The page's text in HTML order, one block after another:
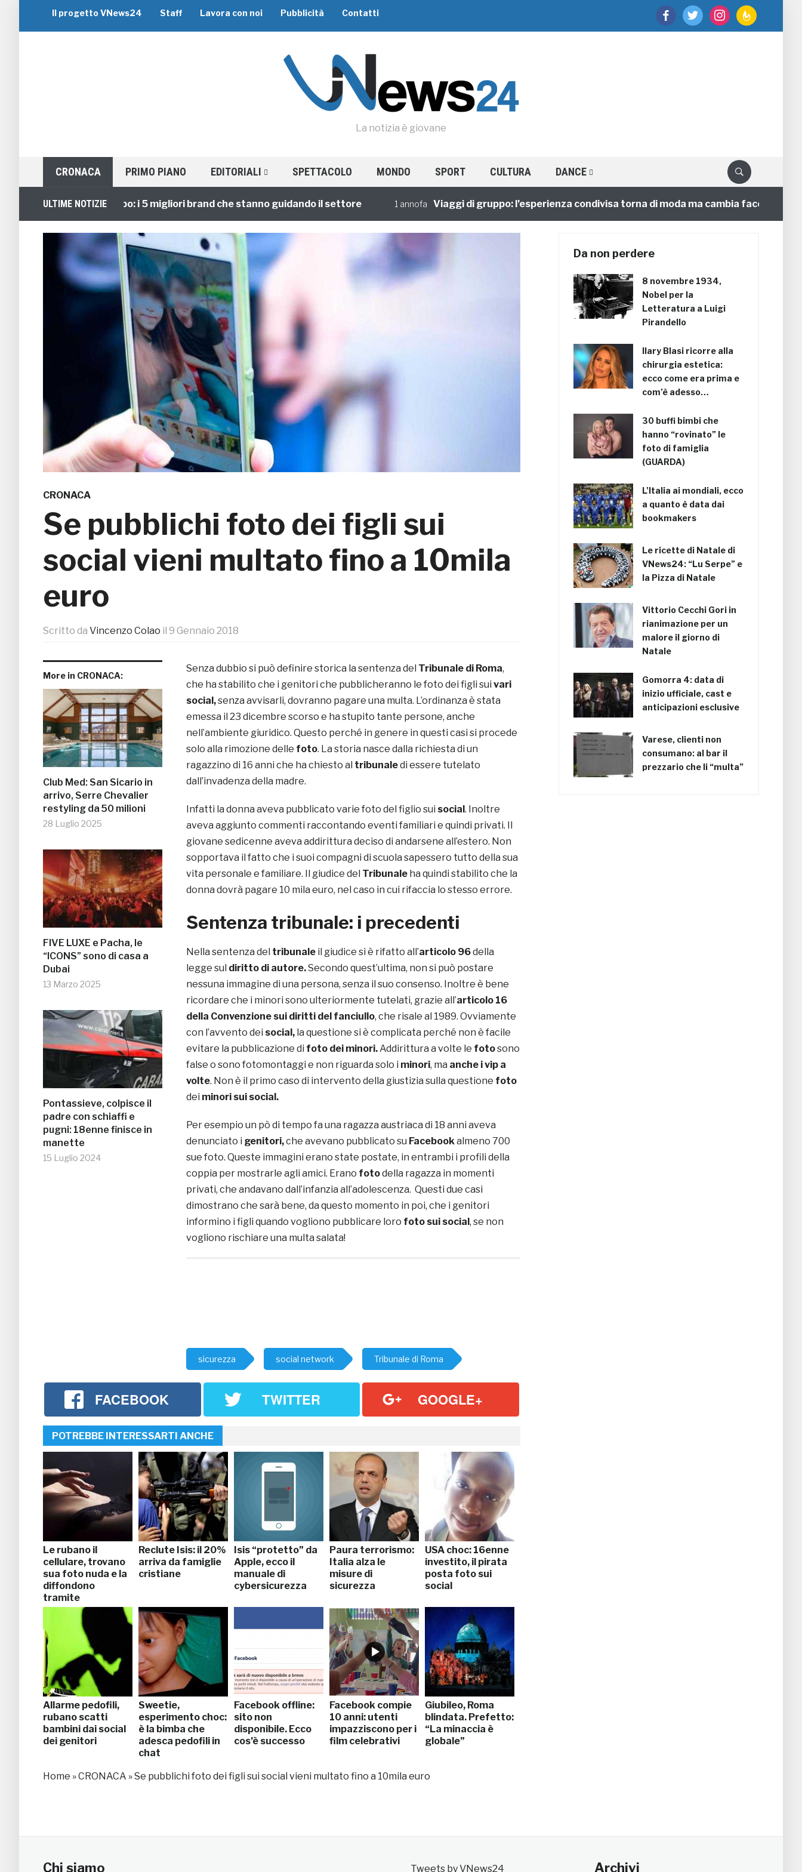
facebooktwitter instagramfeedburner
Il progetto VNews24 Staff Lavora con noi Pubblicità Contatti
La notizia è giovane
CRONACA PRIMO PIANO EDITORIALI SPETTACOLO MONDO SPORT CULTURA DANCE
ULTIME NOTIZIE
Viaggi di Gruppo: i 5 migliori brand che stanno guidando il settore 1 annofa Viaggi di gruppo: l’esperienza condivisa torna di moda ma cambia faccia
CRONACA
Se pubblichi foto dei figli sui
social vieni multato fino a 10mila
euro
Scritto da Vincenzo Colao il 9 Gennaio 2018
More in CRONACA:
Club Med: San Sicario in
arrivo, Serre Chevalier
restyling da 50 milioni
28 Luglio 2025
FIVE LUXE e Pacha, le
“ICONS” sono di casa a
Dubai
13 Marzo 2025
Pontassieve, colpisce il
padre con schiaffi e
pugni: 18enne finisce in
manette
15 Luglio 2024
Senza dubbio si può definire storica la sentenza del Tribunale di Roma,
che ha stabilito che i genitori che pubblicheranno le foto dei figli sui vari
social,senza avvisarli, dovranno pagare una multa. L’ordinanza è stata
emessa il 23 dicembre scorso e ha stupito tante persone, anche
nell’ambiente giuridico. Questo perché in genere in questi casi si procede
solo alla rimozione delle foto. La storia nasce dalla richiesta di un
ragazzino di 16 anni che ha chiesto al tribunaledi essere tutelato
dall’invadenza della madre.
Infatti la donna aveva pubblicato varie foto del figlio sui social. Inoltre
aveva aggiunto commenti raccontando eventi familiari e quindi privati. Il
giovane sedicenne aveva addirittura deciso di andarsene all’estero. Non
sopportava il fatto che i suoi compagni di scuola sapessero tutto della sua
vita personale e familiare. Il giudice del Tribunale ha quindi stabilito che la
donna dovrà pagare 10 mila euro, nel caso in cui rifaccia lo stesso errore.
Sentenza tribunale: i precedenti
Nella sentenza del tribunale il giudice si è rifatto all’articolo 96della
legge sul diritto di autore.Secondo quest’ultima, non si può postare
nessuna immagine di una persona, senza il suo consenso. Inoltre è bene
ricordare che i minori sono ulteriormente tutelati, grazie all’articolo 16
della Convenzione sui diritti del fanciullo, che risale al 1989. Ovviamente
con l’avvento dei social, la questione si è complicata perché non è facile
evitare la pubblicazione di foto dei minori. Addirittura a volte le fotosono
false o sono fotomontaggi e non riguarda solo i minori, ma anche i vip a
volte. Non è il primo caso di intervento della giustizia sulla questione foto
dei minori sui social.
Per esempio un pò di tempo fa una ragazza austriaca di 18 anni aveva
denunciato i genitori,che avevano pubblicato su Facebook almeno 700
sue foto. Queste immagini erano state postate, in entrambi i profili della
coppia per mostrarle agli amici. Erano fotodella ragazza in momenti
privati, che andavano dall’infanzia all’adolescenza. Questi due casi
dimostrano che sarà bene, da questo momento in poi, che i genitori
informino i figli quando vogliono pubblicare loro foto sui social, se non
vogliono rischiare una multa salata!
sicurezza social network Tribunale di Roma
FACEBOOK TWITTER GOOGLE+
POTREBBE INTERESSARTI ANCHE
Le rubano il
cellulare, trovano
sua foto nuda e la
diffondono
tramite
WhatsApp.
Tredicenne tenta
il suicidio
Reclute Isis: il 20%
arriva da famiglie
cristiane
Isis “protetto” da
Apple, ecco il
manuale di
cybersicurezza
Paura terrorismo:
Italia alza le
misure di
sicurezza
USA choc: 16enne
investito, il pirata
posta foto sui
social
Allarme pedofili,
rubano scatti
bambini dai social
dei genitori
Sweetie,
esperimento choc:
è la bimba che
adesca pedofili in
chat
Facebook offline:
sito non
disponibile. Ecco
cos’è successo
Facebook compie
10 anni: utenti
impazziscono per i
film celebrativi
Giubileo, Roma
blindata. Prefetto:
“La minaccia è
globale”
Home »CRONACA »Se pubblichi foto dei figli sui social vieni multato fino a 10mila euro
Da non perdere
8 novembre 1934,
Nobel per la
Letteratura a Luigi
Pirandello
Ilary Blasi ricorre alla
chirurgia estetica:
ecco come era prima e
com’è adesso…
30 buffi bimbi che
hanno “rovinato” le
foto di famiglia
(GUARDA)
L’Italia ai mondiali, ecco
a quanto è data dai
bookmakers
Le ricette di Natale di
VNews24: “Lu Serpe” e
la Pizza di Natale
Vittorio Cecchi Gori in
rianimazione per un
malore il giorno di
Natale
Gomorra 4: data di
inizio ufficiale, cast e
anticipazioni esclusive
Varese, clienti non
consumano: al bar il
prezzario che li “multa”
Chi siamo Tweets by VNews24 Archivi